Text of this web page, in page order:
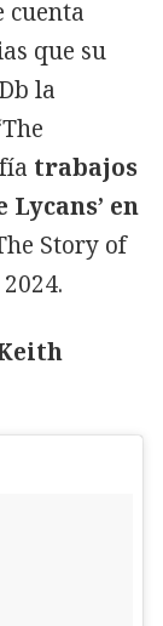
cuenta
que su
la
trabajos
en
Story of